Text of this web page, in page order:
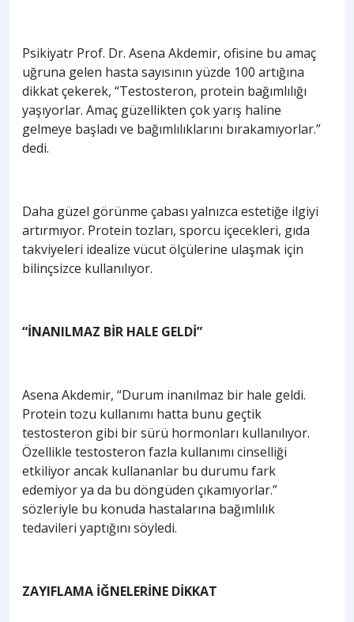
Psikiyatr Prof. Dr. Asena Akdemir, ofisine bu amaç
uğruna gelen hasta sayısının yüzde 100 artığına
dikkat çekerek, “Testosteron, protein bağımlılığı
yaşıyorlar. Amaç güzellikten çok yarış haline
gelmeye başladı ve bağımlılıklarını bırakamıyorlar.”
dedi.
Daha güzel görünme çabası yalnızca estetiğe ilgiyi
artırmıyor. Protein tozları, sporcu içecekleri, gıda
takviyeleri idealize vücut ölçülerine ulaşmak için
bilinçsizce kullanılıyor.
“İNANILMAZ BİR HALE GELDİ”
Asena Akdemir, “Durum inanılmaz bir hale geldi.
Protein tozu kullanımı hatta bunu geçtik
testosteron gibi bir sürü hormonları kullanılıyor.
Özellikle testosteron fazla kullanımı cinselliği
etkiliyor ancak kullananlar bu durumu fark
edemiyor ya da bu döngüden çıkamıyorlar.”
sözleriyle bu konuda hastalarına bağımlılık
tedavileri yaptığını söyledi.
ZAYIFLAMA İĞNELERİNE DİKKAT